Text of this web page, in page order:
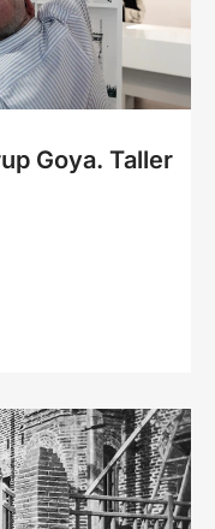
Goya. Taller